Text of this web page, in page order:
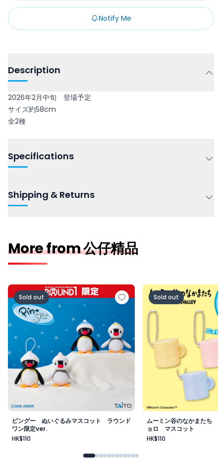
Notify Me
Description
2026年2月中旬 登場予定
サイズ約58cm
全2種
Specifications
Shipping & Returns
More from 公仔精品
ピングー ぬいぐるみマスコット ラウンドワン限定ver.
Sold out
ピングー ぬいぐるみマスコット ラウンド
ワン限定ver.
HK$110
ムーミン谷のなかま
Sold out
ムーミン谷のなかまたち
ョロ マスコット
HK$110